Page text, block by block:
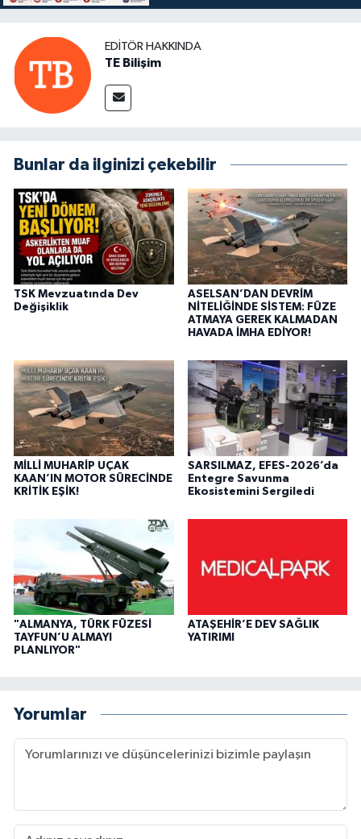
EDITÖR HAKKINDA
TE Bilişim
Bunlar da ilginizi çekebilir
TSK Mevzuatında Dev
Değişiklik
ASELSAN’DAN DEVRİM
NİTELİĞİNDE SİSTEM: FÜZE
ATMAYA GEREK KALMADAN
HAVADA İMHA EDİYOR!
MİLLİ MUHARİP UÇAK
KAAN’IN MOTOR SÜRECİNDE
KRİTİK EŞİK!
SARSILMAZ, EFES-2026’da
Entegre Savunma
Ekosistemini Sergiledi
"ALMANYA, TÜRK FÜZESİ
TAYFUN’U ALMAYI
PLANLIYOR"
ATAŞEHİR’E DEV SAĞLIK
YATIRIMI
Yorumlar